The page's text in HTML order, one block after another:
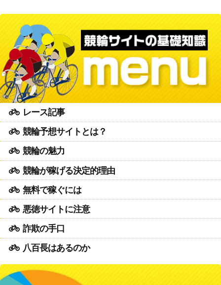
レース記事
競輪予想サイトとは？
競輪の魅力
競輪が稼げる決定的理由
無料で稼ぐには
悪徳サイトに注意
詐欺の手口
八百長はあるのか